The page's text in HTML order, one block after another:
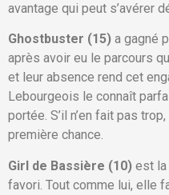
avantage qui peut s’avérer
Ghostbuster (15) a gagné
après avoir eu le parcours
et leur absence rend cet
Lebourgeois le connaît
portée. S’il n’en fait pas
première chance.
Girl de Bassière (10) est la
favori. Tout comme lui, elle